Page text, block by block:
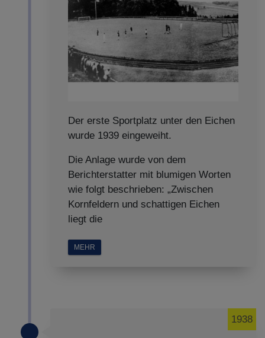
Der erste Sportplatz unter den Eichen
wurde 1939 eingeweiht.
Die Anlage wurde von dem
Berichterstatter mit blumigen Worten
wie folgt beschrieben: „Zwischen
Kornfeldern und schattigen Eichen
liegt die
MEHR
1938